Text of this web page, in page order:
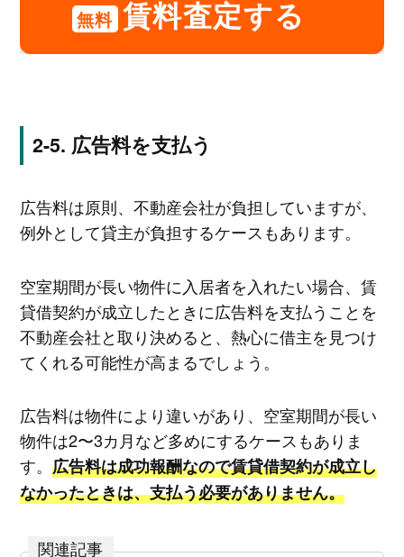
無料 賃料査定する
広告料を支払う
広告料は原則、不動産会社が負担していますが、
例外として貸主が負担するケースもあります。
空室期間が長い物件に入居者を入れたい場合、賃
貸借契約が成立したときに広告料を支払うことを
不動産会社と取り決めると、熱心に借主を見つけ
てくれる可能性が高まるでしょう。
広告料は物件により違いがあり、空室期間が長い
物件は2〜3カ月など多めにするケースもありま
す。 広告料は成功報酬なので賃貸借契約が成立し
なかったときは、支払う必要がありません。